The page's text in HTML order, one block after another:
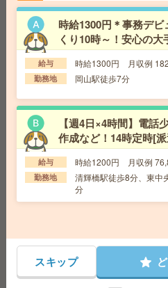
遣]
給 与 時給1300円
交通費 交通費支給有り
勤務地 広島県広島市安佐北区 ※バイ
給与即払いOK！高時給！土日
[派遣]
給 与 時給1200円
交通費 交通費支給有り
勤務地 岡山駅～車20分 ※車通勤・
給 与 時給1300円
交通費 交通費支給有り
東岡山駅～ ※車通勤・バイク
時給1300円＊事務デ
くり10時～！安心の大
給与 時給1300円 月収例
勤務地 岡山駅徒歩7分
【週4日×4時間】電話
作成など！14時定時[
給与 時給1200円 月収例
勤務地
清輝橋駅徒歩8分、東中
分
スキップ